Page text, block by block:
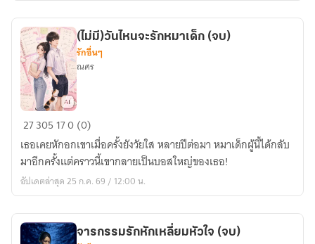
(ไม่มี)วัน
จะ
รัก
หมา
(จบ)
(ไม่มี)วันไหนจะรักหมาเด็ก (จบ)
รักอื่นๆ
ณศร
27305 170 (0)
เธอเคยหักอกเขาเมื่อครั้งยังวัยใส หลายปีต่อมา หมาเด็กผู้นี้ได้กลับ
มาอีกครั้งแต่คราวนี้เขากลายเป็นบอสใหญ่ของเธอ!
อัปเดตล่าสุด 25 ก.ค. 69 / 12:00 น.
จารกรรมรักหักเหลี่ยมหัวใจ (จบ)